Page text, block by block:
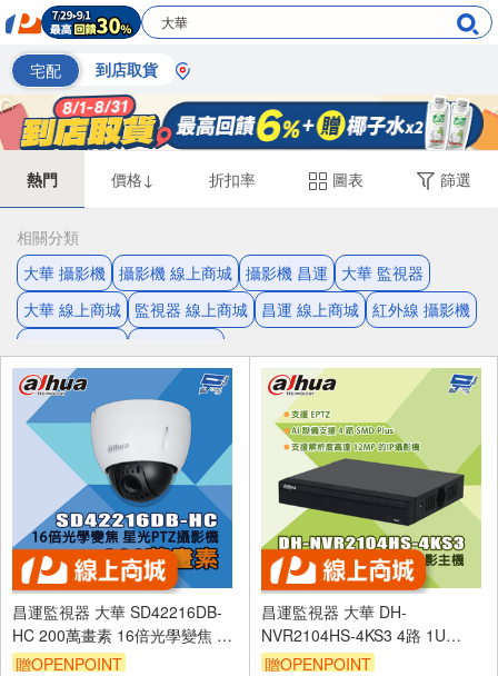
宅配 到店取貨
熱門 價格↓ 折扣率 圖表 篩選
相關分類
大華 攝影機 攝影機 線上商城 攝影機 昌運
大華 監視器
大華 線上商城
監視器 線上商城 昌運 線上商城 紅外線 攝影機
昌運監視器 大華 SD42216DB-
HC 200萬畫素 16倍光學變焦 星
光PTZ攝影機
贈OPENPOINT
昌運監視器 大華 DH-
NVR2104HS-4KS3 4路 1U
1HDD 網路NVR 錄影主機
贈OPENPOINT